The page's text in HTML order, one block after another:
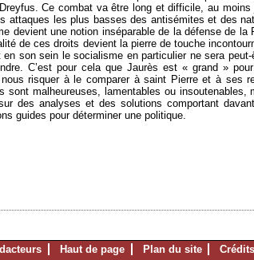
Ce combat va être long et difficile, au
les plus basses des antisémites et des
devient une notion inséparable de la défense de
de ces droits devient la pierre de touche
son sein le socialisme en particulier ne sera
C’est pour cela que Jaurès est « grand »
risquer à le comparer à saint Pierre et à ses
sont malheureuses, lamentables ou
des analyses et des solutions comportant
guides pour déterminer une politique.
Haut de page Plan du site Crédits